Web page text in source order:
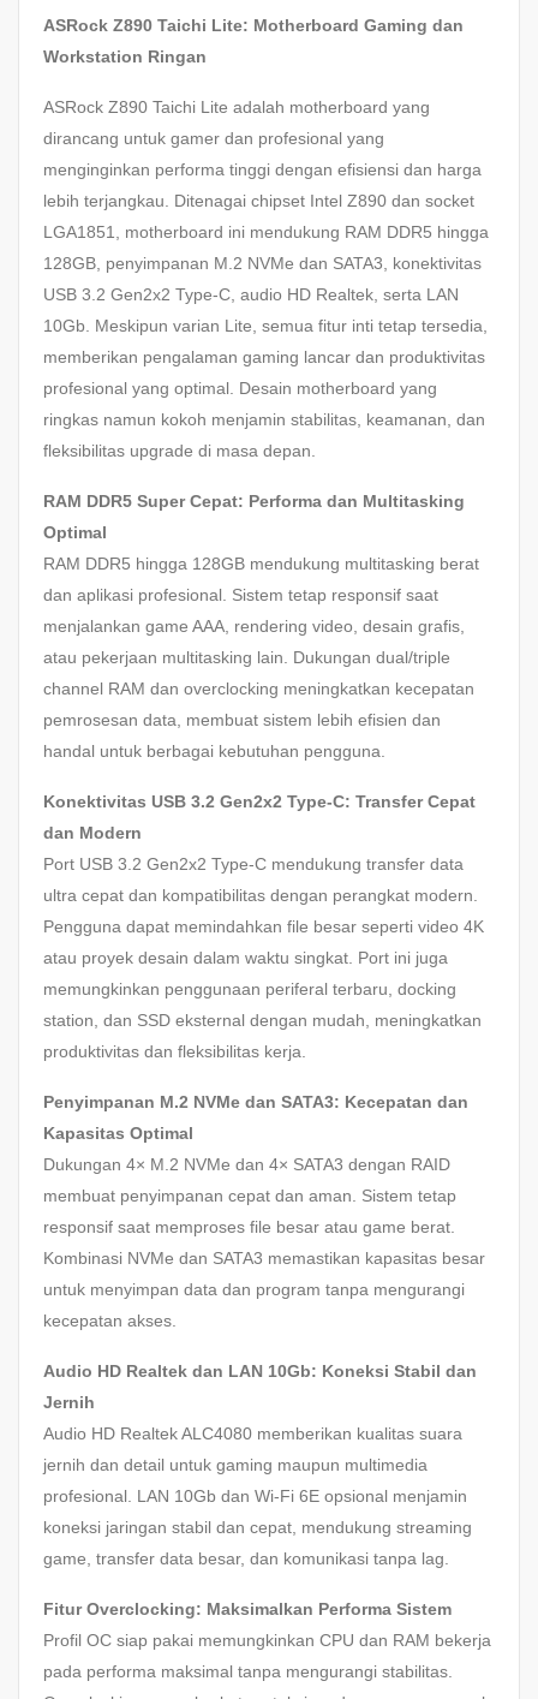
ASRock Z890 Taichi Lite: Motherboard Gaming dan
Workstation Ringan
ASRock Z890 Taichi Lite adalah motherboard yang
dirancang untuk gamer dan profesional yang
menginginkan performa tinggi dengan efisiensi dan harga
lebih terjangkau. Ditenagai chipset Intel Z890 dan socket
LGA1851, motherboard ini mendukung RAM DDR5 hingga
128GB, penyimpanan M.2 NVMe dan SATA3, konektivitas
USB 3.2 Gen2x2 Type-C, audio HD Realtek, serta LAN
10Gb. Meskipun varian Lite, semua fitur inti tetap tersedia,
memberikan pengalaman gaming lancar dan produktivitas
profesional yang optimal. Desain motherboard yang
ringkas namun kokoh menjamin stabilitas, keamanan, dan
fleksibilitas upgrade di masa depan.
RAM DDR5 Super Cepat: Performa dan Multitasking
Optimal
RAM DDR5 hingga 128GB mendukung multitasking berat
dan aplikasi profesional. Sistem tetap responsif saat
menjalankan game AAA, rendering video, desain grafis,
atau pekerjaan multitasking lain. Dukungan dual/triple
channel RAM dan overclocking meningkatkan kecepatan
pemrosesan data, membuat sistem lebih efisien dan
handal untuk berbagai kebutuhan pengguna.
Konektivitas USB 3.2 Gen2x2 Type-C: Transfer Cepat
dan Modern
Port USB 3.2 Gen2x2 Type-C mendukung transfer data
ultra cepat dan kompatibilitas dengan perangkat modern.
Pengguna dapat memindahkan file besar seperti video 4K
atau proyek desain dalam waktu singkat. Port ini juga
memungkinkan penggunaan periferal terbaru, docking
station, dan SSD eksternal dengan mudah, meningkatkan
produktivitas dan fleksibilitas kerja.
Penyimpanan M.2 NVMe dan SATA3: Kecepatan dan
Kapasitas Optimal
Dukungan 4× M.2 NVMe dan 4× SATA3 dengan RAID
membuat penyimpanan cepat dan aman. Sistem tetap
responsif saat memproses file besar atau game berat.
Kombinasi NVMe dan SATA3 memastikan kapasitas besar
untuk menyimpan data dan program tanpa mengurangi
kecepatan akses.
Audio HD Realtek dan LAN 10Gb: Koneksi Stabil dan
Jernih
Audio HD Realtek ALC4080 memberikan kualitas suara
jernih dan detail untuk gaming maupun multimedia
profesional. LAN 10Gb dan Wi-Fi 6E opsional menjamin
koneksi jaringan stabil dan cepat, mendukung streaming
game, transfer data besar, dan komunikasi tanpa lag.
Fitur Overclocking: Maksimalkan Performa Sistem
Profil OC siap pakai memungkinkan CPU dan RAM bekerja
pada performa maksimal tanpa mengurangi stabilitas.